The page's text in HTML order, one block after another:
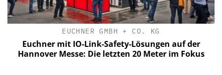
EUCHNER GMBH + CO. KG
Euchner mit IO-Link-Safety-Lösungen auf der
Hannover Messe: Die letzten 20 Meter im Fokus